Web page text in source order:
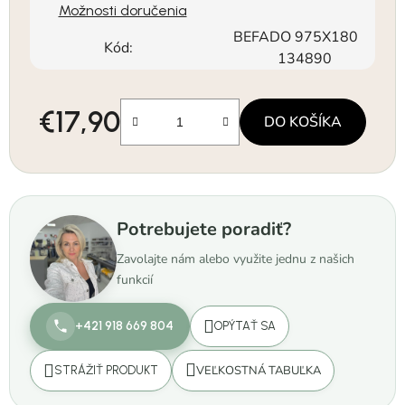
Možnosti doručenia
Kód:
BEFADO 975X180
134890
€17,90
Jednotková cena:
DO KOŠÍKA
Potrebujete poradiť?
Zavolajte nám alebo využite jednu z našich
funkcií
+421 918 669 804 OPÝTAŤ SA
STRÁŽIŤ PRODUKT VEĽKOSTNÁ TABUĽKA